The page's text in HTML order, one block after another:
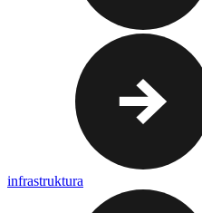
infrastruktura